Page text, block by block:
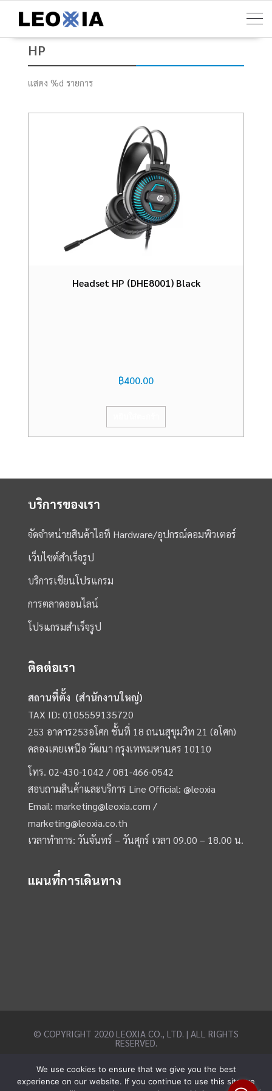
content
HP
แสดง %d รายการ
Headset HP (DHE8001) Black
฿400.00
บริการของเรา
จัดจำหน่ายสินค้าไอที Hardware/อุปกรณ์คอมพิวเตอร์
เว็บไซต์สำเร็จรูป
บริการเขียนโปรแกรม
การตลาดออนไลน์
โปรแกรมสำเร็จรูป
ติดต่อเรา
สถานที่ตั้ง (สำนักงานใหญ่)
TAX ID: 0105559135720
253 อาคาร253อโศก ชั้นที่ 18 ถนนสุขุมวิท 21 (อโศก)
คลองเตยเหนือ วัฒนา กรุงเทพมหานคร 10110
โทร.02-430-1042 /081-466-0542
สอบถามสินค้าและบริการ Line Official:@leoxia
Email:marketing@leoxia.com /
marketing@leoxia.co.th
เวลาทำการ: วันจันทร์ – วันศุกร์ เวลา 09.00 – 18.00 น.
แผนที่การเดินทาง
© COPYRIGHT 2020 LEOXIA CO., LTD. | ALL RIGHTS
RESERVED.
We use cookies to ensure that we give you the best
experience on our website. If you continue to use this site we